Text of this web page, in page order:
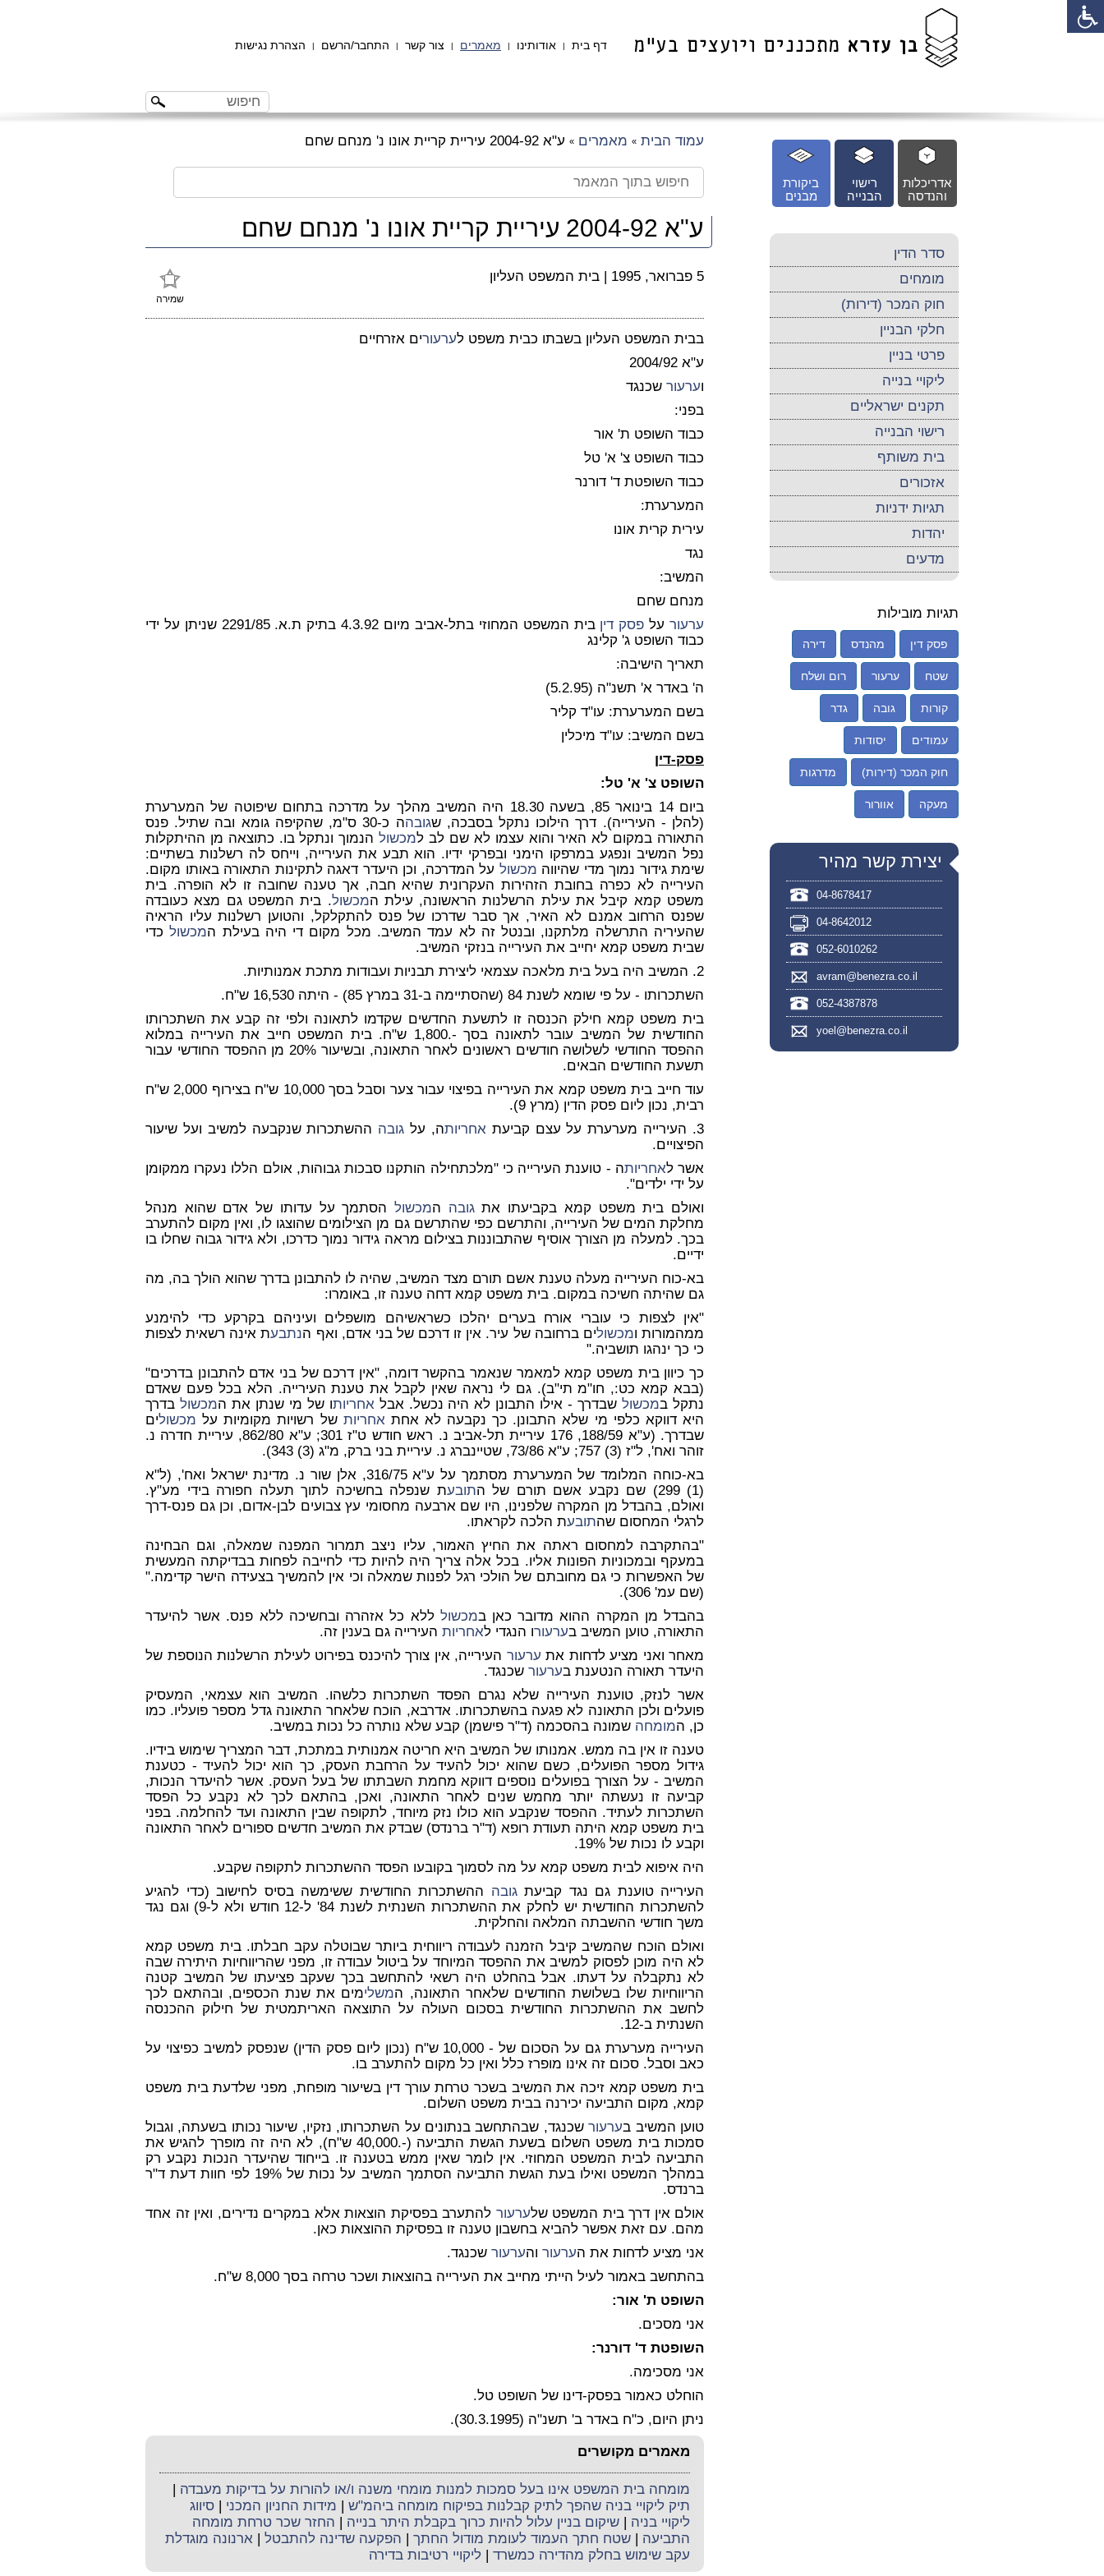
דף בית | אודותינו | מאמרים | צור קשר | התחבר/הרשם | הצהרת נגישות
עמוד הבית » מאמרים » ע"א 2004-92 עיריית קריית אונו נ' מנחם שחם
ע"א 2004-92 עיריית קריית אונו נ' מנחם שחם
שמירה
5 פברואר, 1995 | בית המשפט העליון
בבית המשפט העליון בשבתו כבית משפט לערעורים אזרחיים
ע"א 2004/92
וערעור שכנגד
בפני:
כבוד השופט ת' אור
כבוד השופט צ' א' טל
כבוד השופטת ד' דורנר
המערערת:
עירית קרית אונו
נגד
המשיב:
מנחם שחם
ערעורעל פסק דין
בית המשפט המחוזי בתל-אביב מיום 4.3.92 בתיק ת.א. 2291/85 שניתן על ידי
כבוד השופט ג' קלינג
תאריך הישיבה:
ה' באדר א' תשנ"ה (5.2.95)
בשם המערערת: עו"ד קליר
בשם המשיב: עו"ד מיכלין
פסק-דין
השופט צ' א' טל:
ביום 14 בינואר 85, בשעה 18.30 היה המשיב מהלך על מדרכה בתחום שיפוטה של המערערת
(להלן - העירייה). דרך הילוכו נתקל בסבכה, שגובה
ה כ-30 ס"מ, שהקיפה גומא ובה שתיל. פנס
התאורה במקום לא האיר והוא עצמו לא שם לב למכשולהנמוך ונתקל בו. כתוצאה מן ההיתקלות
נפל המשיב ונפגע במרפקו הימני ובפרקי ידיו. הוא תבע את העירייה, וייחס לה רשלנות בשתיים:
שימת גידור נמוך מדי שהיווה מכשול על המדרכה, וכן היעדר דאגה לתקינות התאורה באותו מקום.
העירייה לא כפרה בחובת הזהירות העקרונית שהיא חבה, אך טענה שחובה זו לא הופרה. בית
משפט קמא קיבל את עילת הרשלנות הראשונה, עילת המכשול. בית המשפט גם מצא כעובדה
שפנס הרחוב אמנם לא האיר, אך סבר שדרכו של פנס להתקלקל, והטוען רשלנות עליו הראיה
שהעיריה התרשלה מלתקנו, ובנטל זה לא עמד המשיב. מכל מקום די היה בעילת המכשולכדי
שבית משפט קמא יחייב את העירייה בנזקי המשיב.
2. המשיב היה בעל בית מלאכה עצמאי ליצירת תבניות ועבודות מתכת אמנותיות.
השתכרותו - על פי שומא לשנת 84 (שהסתיימה ב-31 במרץ 85) - היתה 16,530 ש"ח.
בית משפט קמא חילק הכנסה זו לתשעת החדשים שקדמו לתאונה ולפי זה קבע את השתכרותו
החודשית של המשיב עובר לתאונה בסך -.1,800 ש"ח. בית המשפט חייב את העירייה במלוא
ההפסד החודשי לשלושה חודשים ראשונים לאחר התאונה, ובשיעור 20% מן ההפסד החודשי עבור
תשעת החודשים הבאים.
עוד חייב בית משפט קמא את העירייה בפיצוי עבור צער וסבל בסך 10,000 ש"ח בצירוף 2,000 ש"ח
רבית, נכון ליום פסק הדין (מרץ 9).
3. העירייה מערערת על עצם קביעת
אחריותה, על גובה ההשתכרות שנקבעה למשיב ועל שיעור
הפיצויים.
אשר לאחריותה - טוענת העירייה כי "מלכתחילה הותקנו סבכות גבוהות, אולם הללו נעקרו ממקומן
על ידי ילדים".
ואולם בית משפט קמא בקביעתו אתגובה המכשול הסתמך על עדותו של אדם שהוא מנהל
מחלקת המים של העירייה, והתרשם כפי שהתרשם גם מן הצילומים שהוצגו לו, ואין מקום להתערב
בכך. למעלה מן הצורך אוסיף שהתבוננות בצילום מראה גידור נמוך כדרכו, ולא גידור גבוה שחלו בו
ידיים.
בא-כוח העירייה מעלה טענת אשם תורם מצד המשיב, שהיה לו להתבונן בדרך שהוא הולך בה, מה
גם שהיתה חשיכה במקום. בית משפט קמא דחה טענה זו, באומרו:
"אין לצפות כי עוברי אורח בערים יהלכו כשראשיהם מושפלים ועיניהם בקרקע כדי להימנע
ממהמורות ומכשולים ברחובה של עיר. אין זו דרכם של בני אדם, ואף הנתבעת אינה רשאית לצפות
כי כך ינהגו תושביה."
כך כיוון בית משפט קמא למאמר שנאמר בהקשר דומה, "אין דרכם של בני אדם להתבונן בדרכים"
(בבא קמא כט:, חו"מ תי"ב). גם לי נראה שאין לקבל את טענת העירייה. הלא בכל פעם שאדם
נתקל במכשולשבדרך - אילו התבונן לא היה נכשל. אבלאחריותו של מי שנתן את המכשול בדרך
היא דווקא כלפי מי שלא התבונן. כך נקבעה לא אחתאחריות של רשויות מקומיות על מכשולים
שבדרך. (ע"א 188/59, 176 עיריית תל-אביב נ. ראש חודש ט"ז 301; ע"א 862/80, עיריית חדרה נ.
זוהר ואח', ל"ז (3) 757; ע"א 73/86, שטיינברג נ. עיריית בני ברק, מ"ג (3) 343).
בא-כוחה המלומד של המערערת מסתמך על ע"א 316/75, אלן שור נ. מדינת ישראל ואח', (ל"א
(1) 299) שם נקבע אשם תורם של ה
תובעת שנפלה בחשיכה לתוך תעלה חפורה בידי מע"ץ.
ואולם, בהבדל מן המקרה שלפנינו, היו שם ארבעה מחסומי עץ צבועים לבן-אדום, וכן גם פנס-דרך
לרגלי המחסום שהתובעת הלכה לקראתו.
"בהתקרבה למחסום ראתה את החיץ האמור, עליו ניצב תמרור המפנה שמאלה, וגם הבחינה
במעקף ובמכוניות הפונות אליו. בכל אלה צריך היה להיות כדי לחייבה לפחות בבדיקתה המעשית
של האפשרות כי גם מחובתם של הולכי רגל לפנות שמאלה וכי אין להמשיך בצעידה הישר קדימה."
(שם עמ' 306).
בהבדל מן המקרה ההוא מדובר כאן במכשול ללא כל אזהרה ובחשיכה ללא פנס. אשר להיעדר
התאורה, טוען המשיב בערעורו הנגדי לאחריות העירייה גם בענין זה.
מאחר ואני מציע לדחות את ערעור העירייה, אין צורך להיכנס בפירוט לעילת הרשלנות הנוספת של
היעדר תאורה הנטענת בערעור שכנגד.
אשר לנזק, טוענת העירייה שלא נגרם הפסד השתכרות כלשהו. המשיב הוא עצמאי, המעסיק
פועלים ולכן התאונה לא פגעה בהשתכרותו. אדרבא, הוכח שלאחר התאונה גדל מספר פועליו. כמו
כן, המומחה שמונה בהסכמה (ד"ר פישמן) קבע שלא נותרה כל נכות במשיב.
טענה זו אין בה ממש. אמנותו של המשיב היא חריטה אמנותית במתכת, דבר המצריך שימוש בידיו.
גידול מספר הפועלים, כשם שהוא יכול להעיד על הרחבת העסק, כך הוא יכול להעיד - כטענת
המשיב - על הצורך בפועלים נוספים דווקא מחמת השבתתו של בעל העסק. אשר להיעדר הנכות,
קביעה זו נעשתה יותר מחמש שנים לאחר התאונה, ואכן, בהתאם לכך לא נקבע כל הפסד
השתכרות לעתיד. ההפסד שנקבע הוא כולו נזק מיוחד, לתקופה שבין התאונה ועד להחלמה. בפני
בית משפט קמא היתה תעודת רופא (ד"ר ברנדס) שבדק את המשיב חדשים ספורים לאחר התאונה
וקבע לו נכות של 19%.
היה איפוא לבית משפט קמא על מה לסמוך בקובעו הפסד ההשתכרות לתקופה שקבע.
העירייה טוענת גם נגד קביעתגובה ההשתכרות החודשית ששימשה בסיס לחישוב (כדי להגיע
להשתכרות החודשית יש לחלק את ההשתכרות השנתית לשנת 84' ל-12 חודש ולא ל-9) וגם נגד
משך חודשי ההשבתה המלאה והחלקית.
ואולם הוכח שהמשיב קיבל הזמנה לעבודה ריווחית ביותר שבוטלה עקב חבלתו. בית משפט קמא
לא היה מוכן לפסוק למשיב את ההפסד המיוחד על ביטול עבודה זו, מפני שהריווחיות היתירה שבה
לא נתקבלה על דעתו. אבל בהחלט היה רשאי להתחשב בכך שעקב פציעתו של המשיב קטנה
הריווחיות שלו בשלושת החודשים שלאחר התאונה, המשלימים את שנת הכספים, ובהתאם לכך
לחשב את ההשתכרות החודשית בסכום העולה על התוצאה האריתמטית של חילוק ההכנסה
השנתית ב-12.
העירייה מערערת גם על הסכום של - 10,000 ש"ח (נכון ליום פסק הדין) שנפסק למשיב כפיצוי על
כאב וסבל. סכום זה אינו מופרז כלל ואין כל מקום להתערב בו.
בית משפט קמא זיכה את המשיב בשכר טרחת עורך דין בשיעור מופחת, מפני שלדעת בית משפט
קמא, מקום התביעה יכירנה בבית משפט השלום.
טוען המשיב בערעורשכנגד, שבהתחשב בנתונים על השתכרותו, נזקיו, שיעור נכותו בשעתה, וגבול
סמכות בית משפט השלום בשעת הגשת התביעה (-.40,000 ש"ח), לא היה זה מופרך להגיש את
התביעה לבית המשפט המחוזי. אין לומר שאין ממש בטענה זו. בייחוד שהיעדר הנכות נקבע רק
במהלך המשפט ואילו בעת הגשת התביעה הסתמך המשיב על נכות של 19% לפי חוות דעת ד"ר
ברנדס.
אולם אין דרך בית המשפט שלערעור להתערב בפסיקת הוצאות אלא במקרים נדירים, ואין זה אחד
מהם. עם זאת אפשר להביא בחשבון טענה זו בפסיקת ההוצאות כאן.
אני מציע לדחות את הערעור והערעור שכנגד.
בהתחשב באמור לעיל הייתי מחייב את העירייה בהוצאות ושכר טרחה בסך 8,000 ש"ח.
השופט ת' אור:
אני מסכים.
השופטת ד' דורנר:
אני מסכימה.
הוחלט כאמור בפסק-דינו של השופט טל.
ניתן היום, כ"ח באדר ב' תשנ"ה (30.3.1995).
מאמרים מקושרים
מומחה בית המשפט אינו בעל סמכות למנות מומחי משנה ו/או להורות על בדיקות מעבדה |
תיק ליקויי בניה שהפך לתיק קבלנות בפיקוח מומחה ביהמ"ש | מידות החניון המכני | סיווג
ליקויי בניה | שיקום בניין עלול להיות כרוך בקבלת היתר בנייה | החזר שכר טרחת מומחה
התביעה | שטח חתך העמוד לעומת מודול החתך | הפקעה שדינה להתבטל | ארנונה מוגדלת
עקב שימוש בחלק מהדירה כמשרד | ליקויי רטיבות בדירה
ביקורת
מבנים
רישוי
הבנייה
אדריכלות
והנדסה
סדר הדין
מומחים
חוק המכר (דירות)
חלקי הבניין
פרטי בניין
ליקויי בנייה
תקנים ישראליים
רישוי הבנייה
בית משותף
אזכורים
תגיות ידניות
יהדות
מדעים
תגיות מובילות
פסק דין מהנדס דירה
שטח ערעור רום ושלח
קורות גובה גדר
עמודים יסודות
חוק המכר (דירות) מדרגות
מעקה אוורור
יצירת קשר מהיר
04-8678417
04-8642012
052-6010262
avram@benezra.co.il
052-4387878
yoel@benezra.co.il